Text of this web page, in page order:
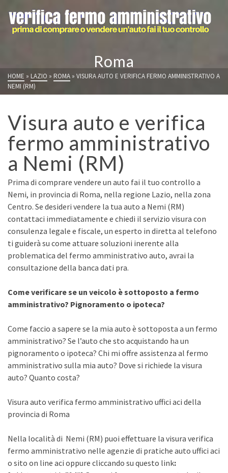
Roma
HOME » LAZIO » ROMA » VISURA AUTO E VERIFICA FERMO AMMINISTRATIVO A
NEMI (RM)
Visura auto e verifica
fermo amministrativo
a Nemi (RM)
Prima di comprare vendere un auto fai il tuo controllo a
Nemi, in provincia di Roma, nella regione Lazio, nella zona
Centro. Se desideri vendere la tua auto a Nemi (RM)
contattaci immediatamente e chiedi il servizio visura con
consulenza legale e fiscale, un esperto in diretta al telefono
ti guiderà su come attuare soluzioni inerente alla
problematica del fermo amministrativo auto, avrai la
consultazione della banca dati pra.
Come verificare se un veicolo è sottoposto a fermo
amministrativo? Pignoramento o ipoteca?
Come faccio a sapere se la mia auto è sottoposta a un fermo
amministrativo? Se l’auto che sto acquistando ha un
pignoramento o ipoteca? Chi mi offre assistenza al fermo
amministrativo sulla mia auto? Dove si richiede la visura
auto? Quanto costa?
Visura auto verifica fermo amministrativo uffici aci della
provincia di Roma
Nella località di Nemi (RM) puoi effettuare la visura verifica
fermo amministrativo nelle agenzie di pratiche auto uffici aci
o sito on line aci oppure cliccando su questo link: